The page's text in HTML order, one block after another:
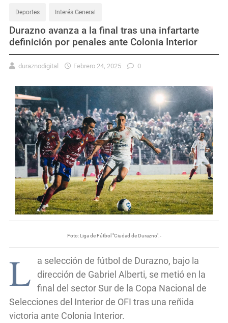
Deportes Interés General
Durazno avanza a la final tras una infartarte
definición por penales ante Colonia Interior
duraznodigital Febrero 24, 2025 0
Foto: Liga de Fútbol "Ciudad de Durazno".-
L
a selección de fútbol de Durazno, bajo la
dirección de Gabriel Alberti, se metió en la
final del sector Sur de la Copa Nacional de
Selecciones del Interior de OFI tras una reñida
victoria ante Colonia Interior.